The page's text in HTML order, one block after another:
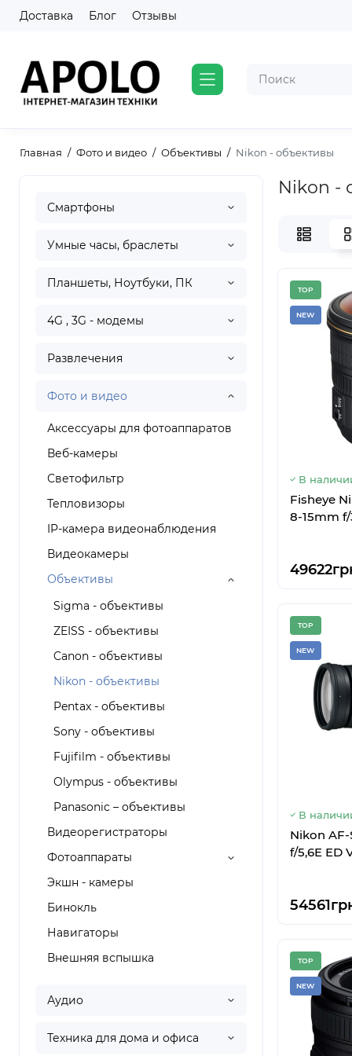
Доставка Блог Отзывы
Главная Фото и видео Объективы Nikon - объективы
Смартфоны
Умные часы, браслеты
Планшеты, Ноутбуки, ПК
4G , 3G - модемы
Развлечения
Фото и видео
Аксессуары для фотоаппаратов
Веб-камеры
Светофильтр
Тепловизоры
IP-камера видеонаблюдения
Видеокамеры
Объективы
Sigma - объективы
ZEISS - объективы
Canon - объективы
Nikon - объективы
Pentax - объективы
Sony - объективы
Fujifilm - объективы
Olympus - объективы
Panasonic – объективы
Видеорегистраторы
Фотоаппараты
Экшн - камеры
Бинокль
Навигаторы
Внешняя вспышка
Аудио
Техника для дома и офиса
Nikon -
TOP
NEW
В
Fisheye
8-15mm f/
TOP
NEW
В
Nikon
f/5,6E ED
TOP
NEW